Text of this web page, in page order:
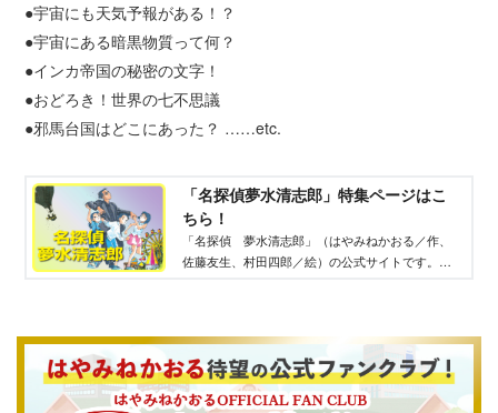
●宇宙にも天気予報がある！？
●宇宙にある暗黒物質って何？
●インカ帝国の秘密の文字！
●おどろき！世界の七不思議
●邪馬台国はどこにあった？ ……etc.
「名探偵夢水清志郎」特集ページはこ
ちら！
「名探偵 夢水清志郎」（はやみねかおる／作、
佐藤友生、村田四郎／絵）の公式サイトです。食